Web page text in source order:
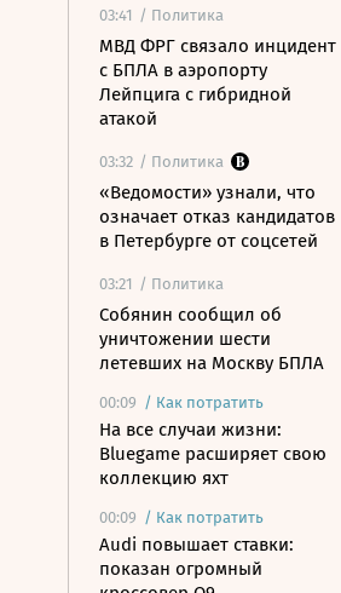
03:41 / Политика
МВД ФРГ связало инцидент
с БПЛА в аэропорту
Лейпцига с гибридной
атакой
03:32 / Политика
«Ведомости» узнали, что
означает отказ кандидатов
в Петербурге от соцсетей
03:21 / Политика
Собянин сообщил об
уничтожении шести
летевших на Москву БПЛА
00:09 / Как потратить
На все случаи жизни:
Bluegame расширяет свою
коллекцию яхт
00:09 / Как потратить
Audi повышает ставки:
показан огромный